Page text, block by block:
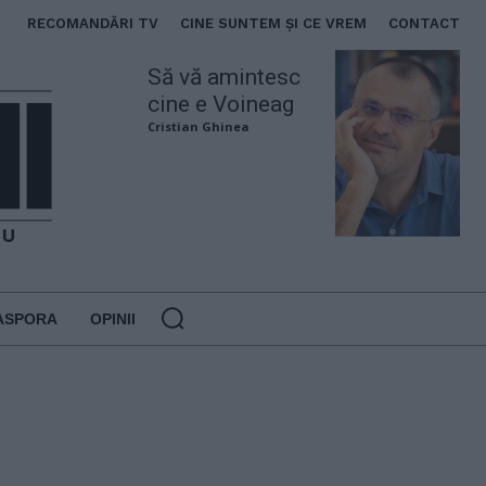
RECOMANDĂRI TV CINE SUNTEM ȘI CE VREM CONTACT
Să vă amintesc
cine e Voineag
Cristian Ghinea
OPINII